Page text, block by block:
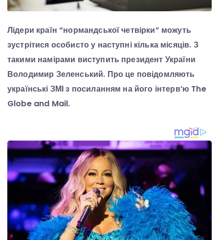
Лідери країн “нормандської четвірки” можуть
зустрітися особисто у наступні кілька місяців. З
такими намірами виступить президент України
Володимир Зеленський. Про це повідомляють
українські ЗМІ з посиланням на його інтерв’ю The
Globe and Mail.